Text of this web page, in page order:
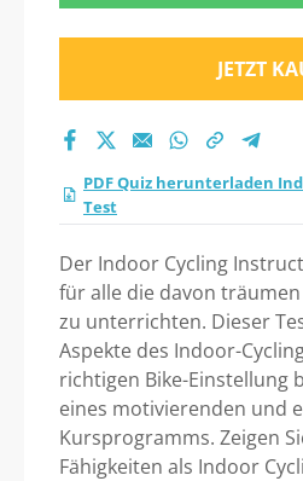
JETZT
PDF Quiz herunterladen
Test
Der Indoor Cycling
für alle die davon
zu unterrichten. Dieser
Aspekte des Indoor-
richtigen Bike-Einstellung
eines motivierenden und
Kursprogramms. Zeigen
Fähigkeiten als Indoor